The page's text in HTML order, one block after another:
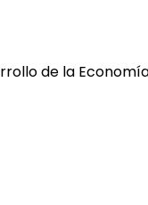
de la